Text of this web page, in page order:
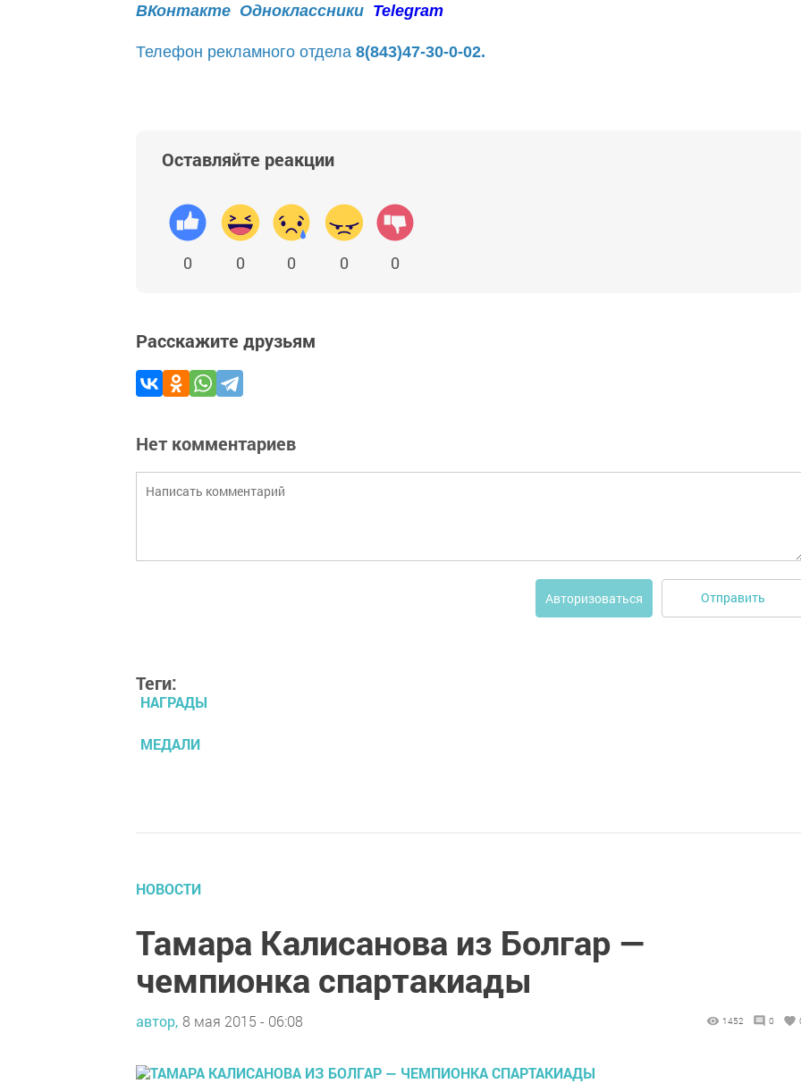
ВКонтакте Одноклассники Telegram
Телефон рекламного отдела 8(843)47-30-0-02.
Оставляйте реакции
0 0 0 0 0
Расскажите друзьям
Нет комментариев
Авторизоваться Отправить
Теги:
НАГРАДЫ
МЕДАЛИ
НОВОСТИ
Тамара Калисанова из Болгар —
чемпионка спартакиады
автор, 8 мая 2015 - 06:08 1452 0